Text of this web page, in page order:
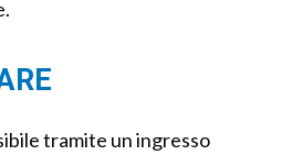
tramite un ingresso